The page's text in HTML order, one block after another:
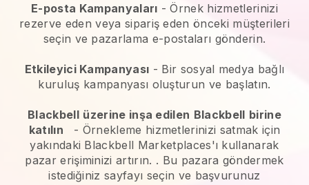
E-posta Kampanyaları -Örnek hizmetlerinizi
rezerve eden veya sipariş eden önceki müşterileri
seçin ve pazarlama e-postaları gönderin.
Etkileyici Kampanyası - Bir sosyal medya bağlı
kuruluş kampanyası oluşturun ve başlatın.
Blackbell üzerine inşa edilen Blackbell birine
katılın
- Örnekleme hizmetlerinizi satmak için
yakındaki Blackbell Marketplaces'ı kullanarak
pazar erişiminizi artırın. . Bu pazara göndermek
istediğiniz sayfayı seçin ve başvurunuz